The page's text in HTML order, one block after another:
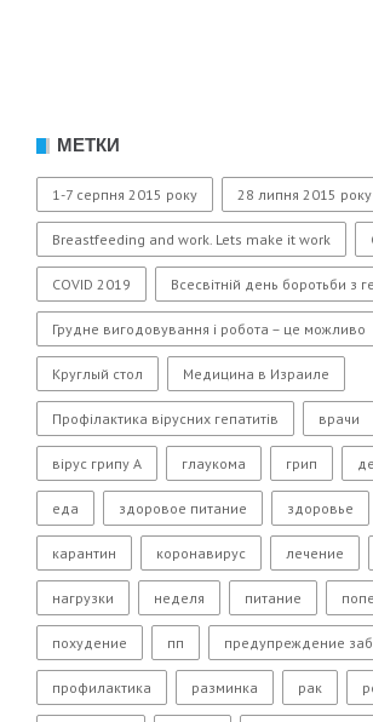
МЕТКИ
1-7 серпня 2015 року 28 липня 2015 року
Breastfeeding and work. Lets make it work
COVID 2019 Всесвітній день боротьби з
Грудне вигодовування і робота – це можливо
Круглый стол Медицина в Израиле
Профілактика вірусних гепатитів врачи
вірус грипу А глаукома грип
еда здоровое питание здоровье
карантин коронавирус лечение
нагрузки неделя питание
похудение пп предупреждение
профилактика разминка рак